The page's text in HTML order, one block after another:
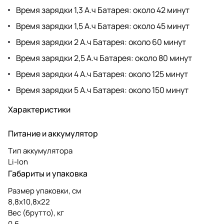
Время зарядки 1,3 А.ч Батарея: около 42 минут
Время зарядки 1,5 А.ч Батарея: около 45 минут
Время зарядки 2 А.ч Батарея: около 60 минут
Время зарядки 2,5 А.ч Батарея: около 80 минут
Время зарядки 4 А.ч Батарея: около 125 минут
Время зарядки 5 А.ч Батарея: около 150 минут
Характеристики
Питание и аккумулятор
Тип аккумулятора
Li-Ion
Габариты и упаковка
Размер упаковки, см
8,8х10,8х22
Вес (брутто), кг